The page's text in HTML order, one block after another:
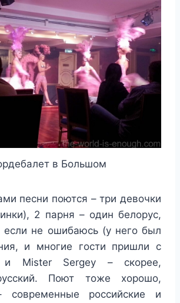
в Большом
песни поются – три девочки
2 парня – один белорус,
если не ошибаюсь (у него был
и многие гости пришли с
и Mister Sergey – скорее,
Поют тоже хорошо,
современные российские и